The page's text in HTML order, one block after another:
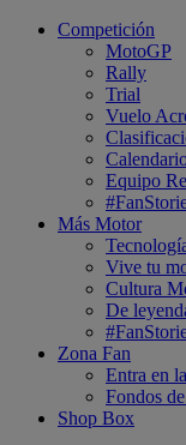
Competición
MotoGP
Rally
Trial
Vuelo
Equipo
Más Motor
Vive tu
Cultura
De
Zona Fan
Entra en
Fondos
Shop Box